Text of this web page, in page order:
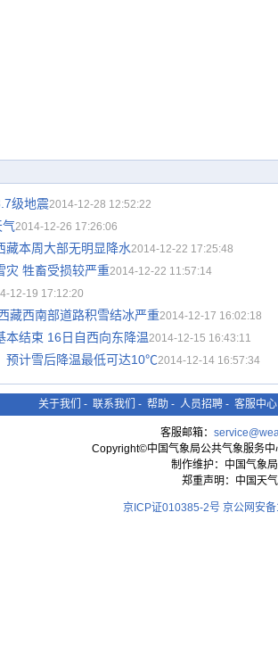
级地震2014-12-28 12:52:22
气2014-12-26 17:26:06
藏本周大部无明显降水2014-12-22 17:25:48
灾 牲畜受损较严重2014-12-22 11:57:14
12-19 17:12:20
藏西南部道路积雪结冰严重2014-12-17 16:02:18
本结束 16日自西向东降温2014-12-15 16:43:11
预计雪后降温最低可达10℃2014-12-14 16:57:34
关于我们 - 联系我们 - 帮助 - 人员招聘 - 客服中心
客服邮箱：
Copyright©中国气象局公共气象服务
制作维护：中国气象
郑重声明：中国天
京ICP证010385-2号 京公网安